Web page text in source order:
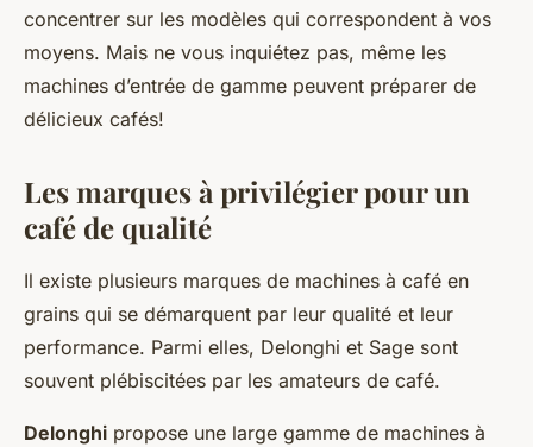
concentrer sur les modèles qui correspondent à vos
moyens. Mais ne vous inquiétez pas, même les
machines d’entrée de gamme peuvent préparer de
délicieux cafés!
Les marques à privilégier pour un
café de qualité
Il existe plusieurs marques de machines à café en
grains qui se démarquent par leur qualité et leur
performance. Parmi elles, Delonghi et Sage sont
souvent plébiscitées par les amateurs de café.
Delonghi propose une large gamme de machines à